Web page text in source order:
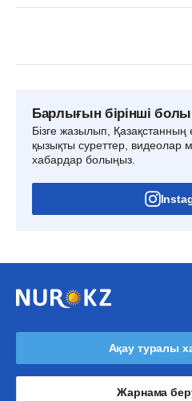
Барлығын бірінші
Бізге жазылып, Қазақстанның
қызықты суреттер, видеолар
хабардар болыңыз.
Ақау туралы
Жарнама